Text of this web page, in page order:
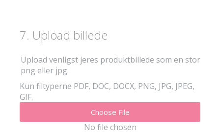
7. Upload billede
Upload venligst jeres produktbillede som en stor
png eller jpg.
Kun filtyperne PDF, DOC, DOCX, PNG, JPG, JPEG,
GIF.
Choose File
No file chosen